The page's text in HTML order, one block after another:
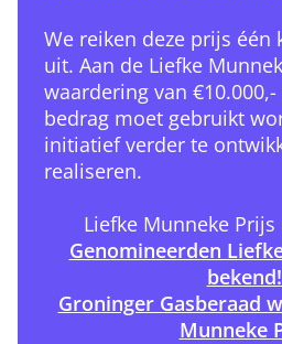
We reiken deze prijs één
uit. Aan de Liefke
waardering van
bedrag moet gebruikt
initiatief verder te
realiseren.
Liefke Munneke
Genomineerden
bekend!
Groninger Gasberaad
Munneke